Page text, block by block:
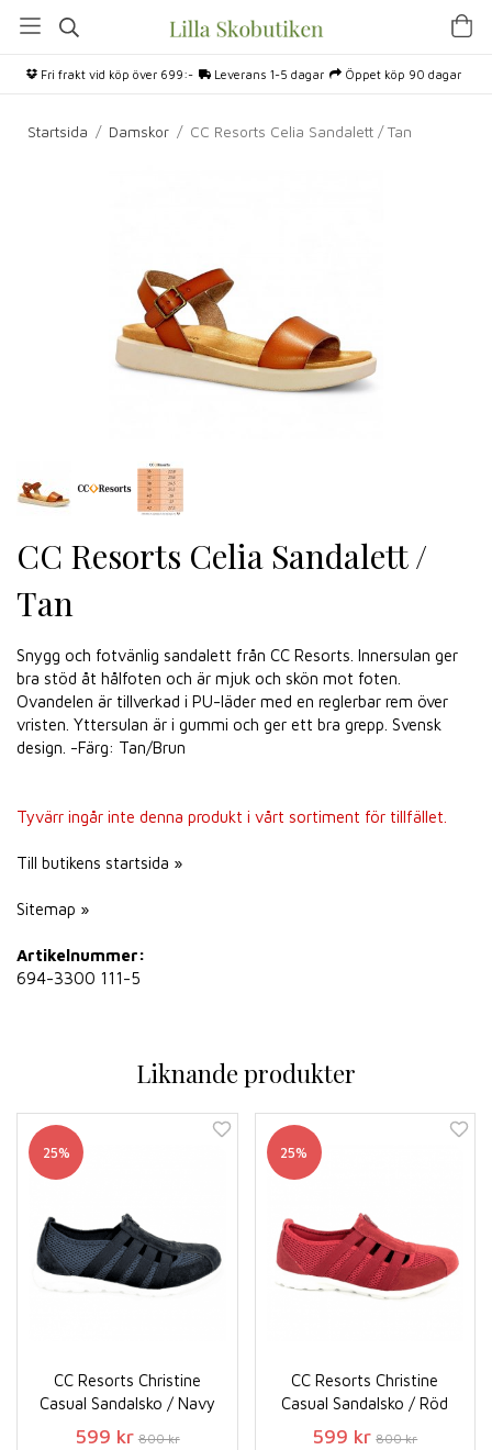
Fri frakt vid köp över 699:- Leverans 1-5 dagar Öppet köp 90 dagar
Startsida / Damskor / CC Resorts Celia Sandalett / Tan
CC Resorts Celia Sandalett /
Tan
Snygg och fotvänlig sandalett från CC Resorts. Innersulan ger
bra stöd åt hålfoten och är mjuk och skön mot foten.
Ovandelen är tillverkad i PU-läder med en reglerbar rem över
vristen. Yttersulan är i gummi och ger ett bra grepp. Svensk
design. -Färg: Tan/Brun
Tyvärr ingår inte denna produkt i vårt sortiment för tillfället.
Till butikens startsida »
Sitemap »
Artikelnummer:
694-3300 111-5
Liknande produkter
25%
CC Resorts Christine
Casual Sandalsko / Navy
599 kr 800 kr
25%
CC Resorts Christine
Casual Sandalsko / Röd
599 kr 800 kr